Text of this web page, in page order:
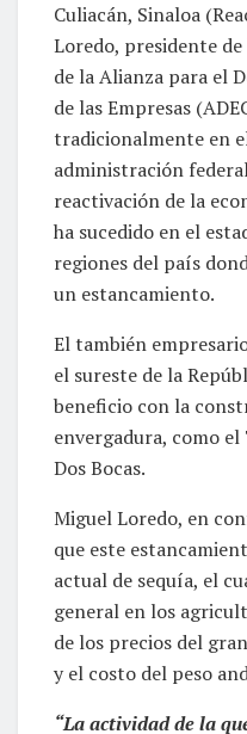
Culiacán, Sinaloa
Loredo, presidente
de la Alianza para el
de las Empresas
tradicionalmente en
administración
reactivación de la
ha sucedido en el
regiones del país
un estancamiento.
El también
el sureste de la
beneficio con la
envergadura, como
Dos Bocas.
Miguel Loredo, en
que este
actual de sequía, el
general en los
de los precios del
y el costo del peso
“La actividad de la